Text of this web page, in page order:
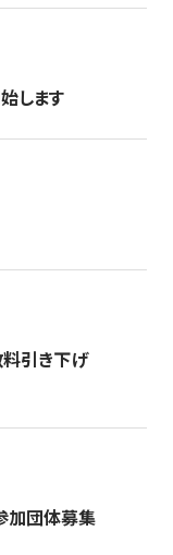
します
料引き下げ
加団体募集